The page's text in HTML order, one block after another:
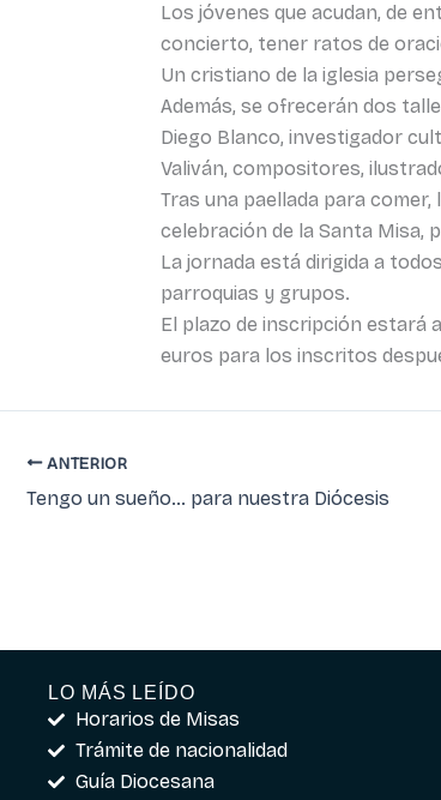
Los jóvenes que acudan, de
concierto, tener ratos de
Un cristiano de la iglesia
Además, se ofrecerán dos
Diego Blanco, investigador
Valiván, compositores,
Tras una paellada para
celebración de la Santa Misa,
La jornada está dirigida a
parroquias y grupos.
El plazo de inscripción estará
euros para los inscritos
ANTERIOR
Tengo un sueño… para nuestra Diócesis
LO MÁS LEÍDO
Horarios de Misas
Trámite de nacionalidad
Guía Diocesana